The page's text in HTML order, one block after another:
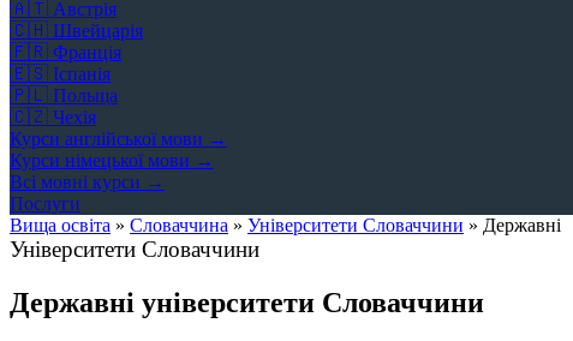
🇦🇹 Австрія
🇨🇭 Швейцарія
🇫🇷 Франція
🇪🇸 Іспанія
🇵🇱 Польща
🇨🇿 Чехія
Курси англійської мови →
Курси німецької мови →
Всі мовні курси →
Послуги
Вища освіта » Словаччина » Університети Словаччини » Державні
Університети Словаччини
Державні університети Словаччини